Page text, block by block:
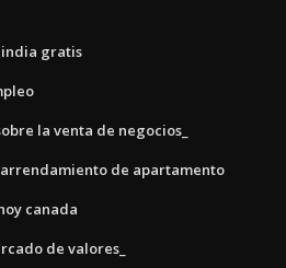
gratis
la venta de negocios_
de apartamento
canada
de valores_